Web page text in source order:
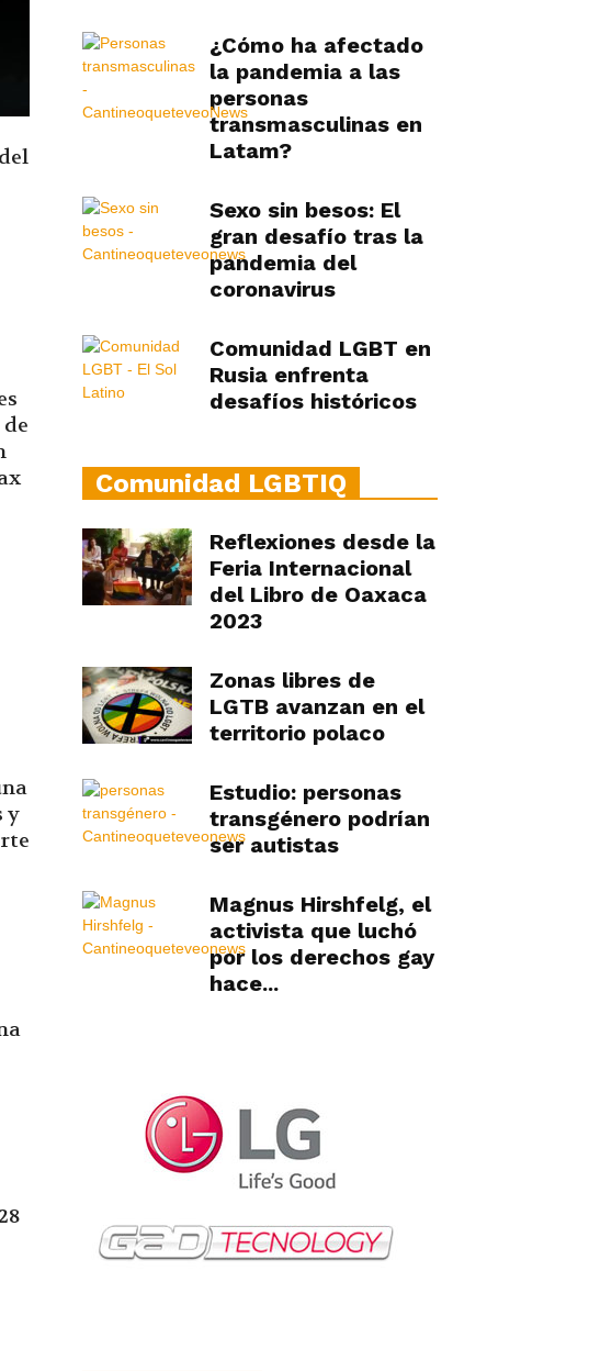
de
y
¿Cómo ha afectado
la pandemia a las
personas
transmasculinas en
Latam?
Sexo sin besos: El
gran desafío tras la
pandemia del
coronavirus
Comunidad LGBT en
Rusia enfrenta
desafíos históricos
Comunidad LGBTIQ
Reflexiones desde la
Feria Internacional
del Libro de Oaxaca
2023
Zonas libres de
LGTB avanzan en el
territorio polaco
Estudio: personas
transgénero podrían
ser autistas
Magnus Hirshfelg, el
activista que luchó
por los derechos gay
hace...